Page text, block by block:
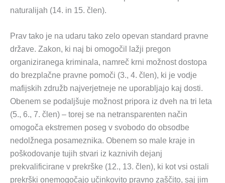
naturalijah (14. in 15. člen).
Prav tako je na udaru tako zelo opevan standard pravne
države. Zakon, ki naj bi omogočil lažji pregon
organiziranega kriminala, namreč krni možnost dostopa
do brezplačne pravne pomoči (3., 4. člen), ki je vodje
mafijskih združb najverjetneje ne uporabljajo kaj dosti.
Obenem se podaljšuje možnost pripora iz dveh na tri leta
(5., 6., 7. člen) – torej se na netransparenten način
omogoča ekstremen poseg v svobodo do obsodbe
nedolžnega posameznika. Obenem so male kraje in
poškodovanje tujih stvari iz kaznivih dejanj
prekvalificirane v prekrške (12., 13. člen), ki kot vsi ostali
prekrški onemogočajo učinkovito pravno zaščito, saj jim